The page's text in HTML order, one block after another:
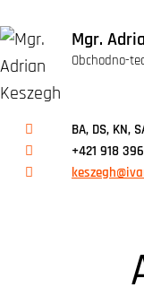
Mgr.
Obchodno-
BA, DS, KN,
+421 918